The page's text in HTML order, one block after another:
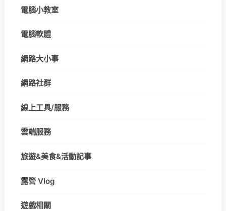
電腦小教室
電腦軟體
網路大小事
網路社群
線上工具/服務
雲端服務
旅遊&美食&活動記事
露營 Vlog
遊戲相關